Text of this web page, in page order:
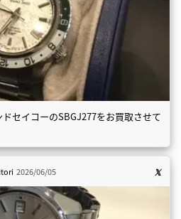
セイコーのSBGJ277をお買取させて
2026/06/05